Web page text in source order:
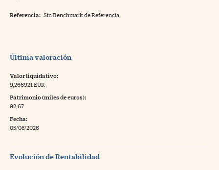
Referencia: Sin Benchmark de Referencia
Última valoración
Valor liquidativo:
9,266921 EUR
Patrimonio (miles de euros):
92,67
Fecha:
05/08/2026
Evolución de Rentabilidad